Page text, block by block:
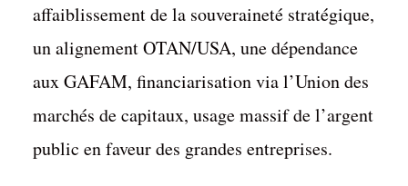
affaiblissement de la souveraineté stratégique,
un alignement OTAN/USA, une dépendance
aux GAFAM, financiarisation via l’Union des
marchés de capitaux, usage massif de l’argent
public en faveur des grandes entreprises.